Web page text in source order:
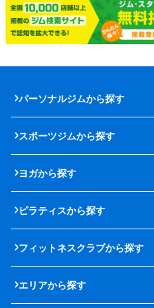
パーソナルジムから探す
スポーツジムから探す
ヨガから探す
ピラティスから探す
フィットネスクラブから探す
エリアから探す